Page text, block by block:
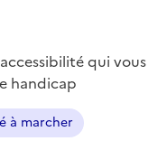
qui vous
handicap
à marcher